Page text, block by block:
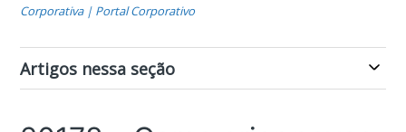
Corporativa | Portal Corporativo
Artigos nessa seção